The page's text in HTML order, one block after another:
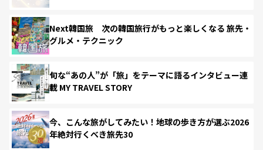
Next韓国旅 次の韓国旅行がもっと楽しくなる 旅先・
グルメ・テクニック
旬な“あの人”が「旅」をテーマに語るインタビュー連
載 MY TRAVEL STORY
今、こんな旅がしてみたい！地球の歩き方が選ぶ2026
年絶対行くべき旅先30